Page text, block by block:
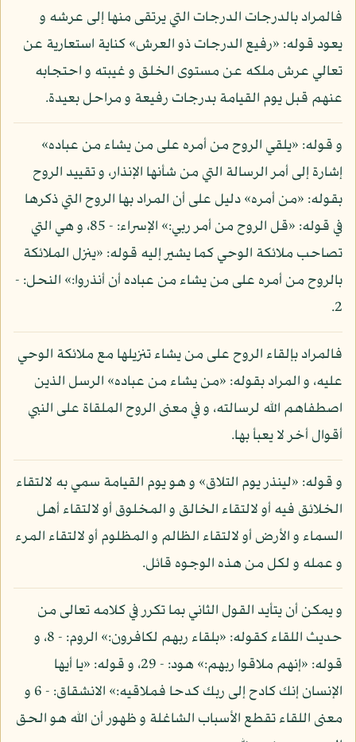
فالمراد بالدرجات الدرجات التي يرتقى منها إلى عرشه و
يعود قوله: «رفيع الدرجات ذو العرش» كناية استعارية عن
تعالي عرش ملكه عن مستوى الخلق و غيبته و احتجابه
عنهم قبل يوم القيامة بدرجات رفيعة و مراحل بعيدة.
و قوله: «يلقي الروح من أمره على من يشاء من عباده»
إشارة إلى أمر الرسالة التي من شأنها الإنذار، و تقييد الروح
بقوله: «من أمره» دليل على أن المراد بها الروح التي ذكرها
في قوله: «قل الروح من أمر ربي:» الإسراء: - 85، و هي التي
تصاحب ملائكة الوحي كما يشير إليه قوله: «ينزل الملائكة
بالروح من أمره على من يشاء من عباده أن أنذروا:» النحل: -
2.
فالمراد بإلقاء الروح على من يشاء تنزيلها مع ملائكة الوحي
عليه، و المراد بقوله: «من يشاء من عباده» الرسل الذين
اصطفاهم الله لرسالته، و في معنى الروح الملقاة على النبي
أقوال أخر لا يعبأ بها.
و قوله: «لينذر يوم التلاق» و هو يوم القيامة سمي به لالتقاء
الخلائق فيه أو لالتقاء الخالق و المخلوق أو لالتقاء أهل
السماء و الأرض أو لالتقاء الظالم و المظلوم أو لالتقاء المرء
و عمله و لكل من هذه الوجوه قائل.
و يمكن أن يتأيد القول الثاني بما تكرر في كلامه تعالى من
حديث اللقاء كقوله: «بلقاء ربهم لكافرون:» الروم: - 8، و
قوله: «إنهم ملاقوا ربهم:» هود: - 29، و قوله: «يا أيها
الإنسان إنك كادح إلى ربك كدحا فملاقيه:» الانشقاق: - 6 و
معنى اللقاء تقطع الأسباب الشاغلة و ظهور أن الله هو الحق